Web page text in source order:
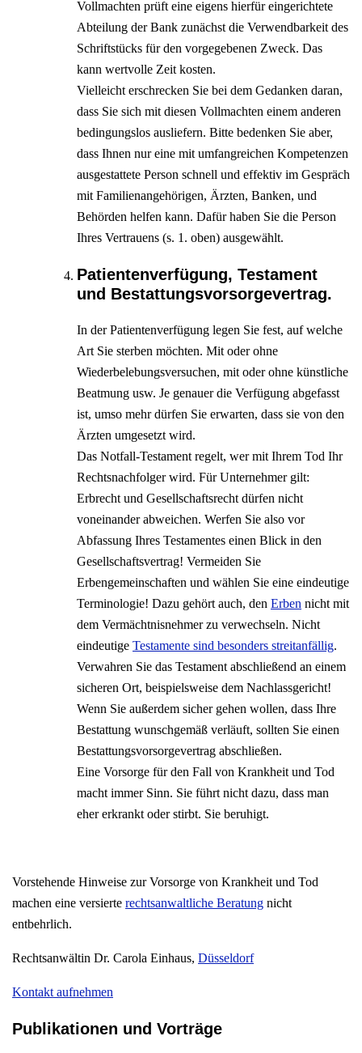
Vollmachten prüft eine eigens hierfür eingerichtete
Abteilung der Bank zunächst die Verwendbarkeit des
Schriftstücks für den vorgegebenen Zweck. Das
kann wertvolle Zeit kosten.
Vielleicht erschrecken Sie bei dem Gedanken daran,
dass Sie sich mit diesen Vollmachten einem anderen
bedingungslos ausliefern. Bitte bedenken Sie aber,
dass Ihnen nur eine mit umfangreichen Kompetenzen
ausgestattete Person schnell und effektiv im Gespräch
mit Familienangehörigen, Ärzten, Banken, und
Behörden helfen kann. Dafür haben Sie die Person
Ihres Vertrauens (s. 1. oben) ausgewählt.
Patientenverfügung, Testament
und Bestattungsvorsorgevertrag.
In der Patientenverfügung legen Sie fest, auf welche
Art Sie sterben möchten. Mit oder ohne
Wiederbelebungsversuchen, mit oder ohne künstliche
Beatmung usw. Je genauer die Verfügung abgefasst
ist, umso mehr dürfen Sie erwarten, dass sie von den
Ärzten umgesetzt wird.
Das Notfall-Testament regelt, wer mit Ihrem Tod Ihr
Rechtsnachfolger wird. Für Unternehmer gilt:
Erbrecht und Gesellschaftsrecht dürfen nicht
voneinander abweichen. Werfen Sie also vor
Abfassung Ihres Testamentes einen Blick in den
Gesellschaftsvertrag! Vermeiden Sie
Erbengemeinschaften und wählen Sie eine eindeutige
Terminologie! Dazu gehört auch, den Erben nicht mit
dem Vermächtnisnehmer zu verwechseln. Nicht
eindeutige Testamente sind besonders streitanfällig.
Verwahren Sie das Testament abschließend an einem
sicheren Ort, beispielsweise dem Nachlassgericht!
Wenn Sie außerdem sicher gehen wollen, dass Ihre
Bestattung wunschgemäß verläuft, sollten Sie einen
Bestattungsvorsorgevertrag abschließen.
Eine Vorsorge für den Fall von Krankheit und Tod
macht immer Sinn. Sie führt nicht dazu, dass man
eher erkrankt oder stirbt. Sie beruhigt.
Vorstehende Hinweise zur Vorsorge von Krankheit und Tod
machen eine versierte rechtsanwaltliche Beratung nicht
entbehrlich.
Rechtsanwältin Dr. Carola Einhaus, Düsseldorf
Kontakt aufnehmen
Publikationen und Vorträge